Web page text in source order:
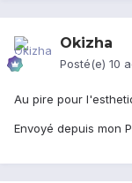
Okizha
Posté(e) 10
Au pire pour
Envoyé depuis mon